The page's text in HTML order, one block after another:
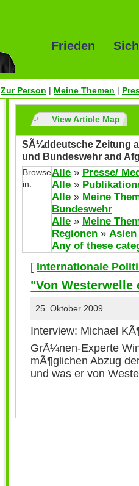
Frieden
Zur Person | Meine Themen |
View Article Map
SÃ¼ddeutsche Zeitung
und Bundeswehr and
Browse
in:
Alle » Presse/
Alle »
Alle » Meine
Bundeswehr
Alle » Meine
Regionen » Asien
Any of these
[ Internationale
"Von
25. Oktober 2009
Interview: Michael
GrÃ¼nen-Experte
mÃ¶glichen Abzug
und was er von